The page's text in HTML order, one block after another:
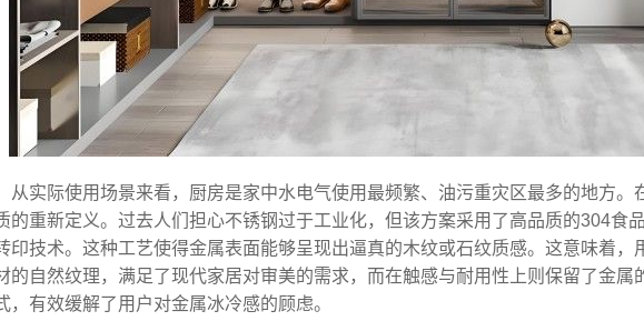
从实际使用场景来看，厨房是家中水电气使用最频繁、油污重灾区最多的地方。
的重新定义。过去人们担心不锈钢过于工业化，但该方案采用了高品质的304食
印技术。这种工艺使得金属表面能够呈现出逼真的木纹或石纹质感。这意味着
的自然纹理，满足了现代家居对审美的需求，而在触感与耐用性上则保留了金属
，有效缓解了用户对金属冰冷感的顾虑。